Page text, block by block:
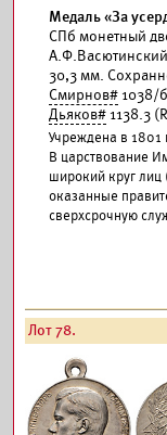
Медаль «За
СПб монетный
А.Ф.Васютинский
30,3 мм.
Смирнов# 1038/
Дьяков# 1138.3
Учреждена в 1801
В царствование
широкий круг лиц
оказанные
сверхсрочную
Лот 78.